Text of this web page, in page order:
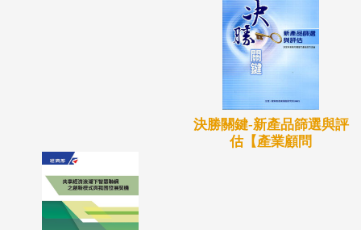
綜合來看，此次調查結果顯示台灣流通業未來數年的
資通訊投資是穩定成長且令人期待，尤其是核心系統
雲端化、巨量資料應用成熟、物聯網實際應用持續推
出，都會驅使流通業者加大其資訊科技投資規模。
決勝關鍵-新產品篩選與評
估【產業顧問